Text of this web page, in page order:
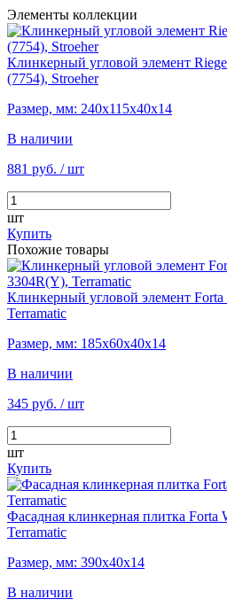
Элементы коллекции
Клинкерный угловой элемент
(7754), Stroeher
Размер, мм: 240х115х40х14
В наличии
881 руб. / шт
шт
Купить
Похожие товары
Клинкерный угловой элемент
Terramatic
Размер, мм: 185х60х40х14
В наличии
345 руб. / шт
шт
Купить
Фасадная клинкерная плитка Forta
Terramatic
Размер, мм: 390х40х14
В наличии